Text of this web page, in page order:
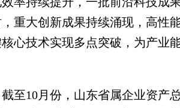
重大创新成果持续涌现，高性能
心技术实现多点突破，为产业
10月份，山东省属企业资产